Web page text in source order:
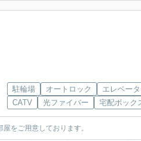
駐輪場 オートロック
エレベー
CATV
光ファイバー 宅配ボック
をご用意しております。